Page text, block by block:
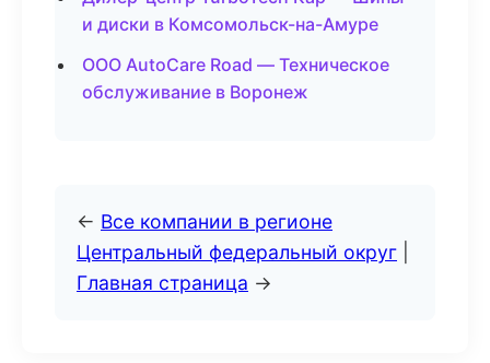
и диски в Комсомольск-на-Амуре
ООО AutoCare Road — Техническое
обслуживание в Воронеж
← Все компании в регионе
Центральный федеральный округ
Главная страница →